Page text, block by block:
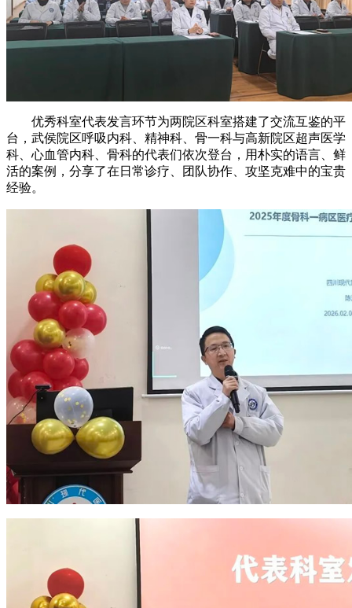
优秀科室代表发言环节为两院区科室搭建了交流互鉴的平
台，武侯院区呼吸内科、精神科、骨一科与高新院区超声医学
科、心血管内科、骨科的代表们依次登台，用朴实的语言、鲜
活的案例，分享了在日常诊疗、团队协作、攻坚克难中的宝贵
经验。